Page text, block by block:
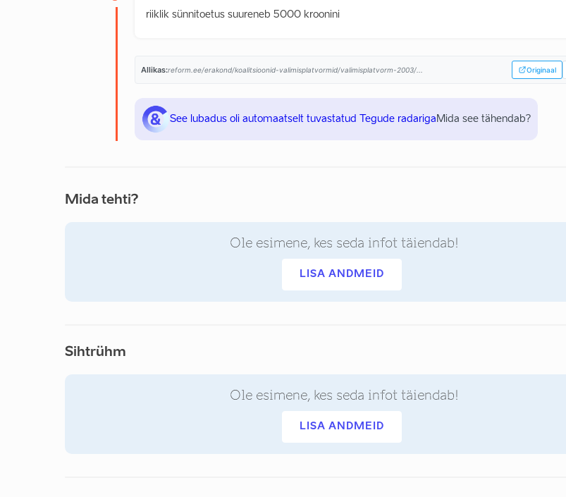
riiklik sünnitoetus suureneb 5000 kroonini
Allikas:reform.ee/erakond/koalitsioonid-valimisplatvormid/valimisplatvorm-2003/... Originaal
See lubadus oli automaatselt tuvastatud Tegude radariga Mida see tähendab?
Mida tehti?
Ole esimene, kes seda infot täiendab!
LISA ANDMEID
Sihtrühm
Ole esimene, kes seda infot täiendab!
LISA ANDMEID